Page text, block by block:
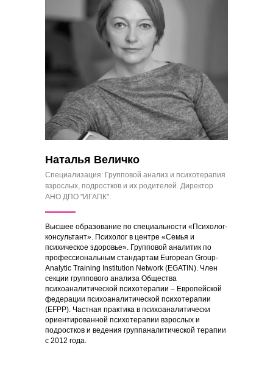
Наталья Величко
Специализация: Групповой анализ и психотерапия
взрослых, подростков и их родителей. Директор
АНО ДПО "ИГАПК".
Высшее образование по специальности «Психолог-
консультант». Психолог в центре «Cемья и
психическое здоровье». Групповой аналитик по
профессиональным стандартам European Group-
Analytic Training Institution Network (EGATIN). Член
секции группового анализа Общества
психоаналитической психотерапии – Европейской
федерации психоаналитической психотерапии
(EFPP). Частная практика в психоаналитически
ориентированной психотерапии взрослых и
подростков и ведения группаналитической терапии
с 2012 года.